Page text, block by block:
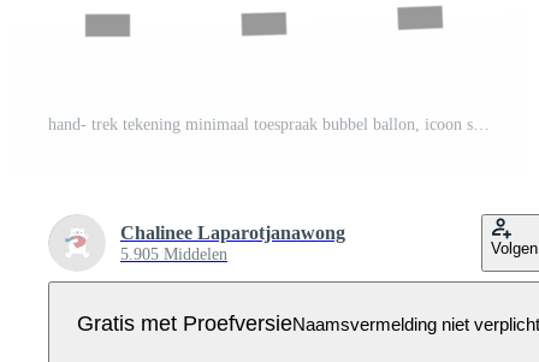
Chalinee Laparotjanawong
5.905 Middelen Volgen
Gratis met ProefversieNaamsvermelding niet verplicht